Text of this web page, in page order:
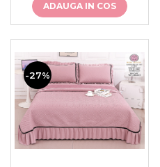
ADAUGA IN COS
-27%